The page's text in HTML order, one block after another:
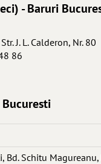
- Baruri
J. L. Calderon, Nr. 80
86
Bd. Schitu Magureanu,